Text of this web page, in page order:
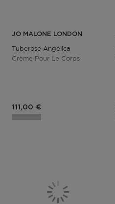
JO MALONE LONDON
Tuberose Angelica
Crème Pour Le Corps
111,00 €